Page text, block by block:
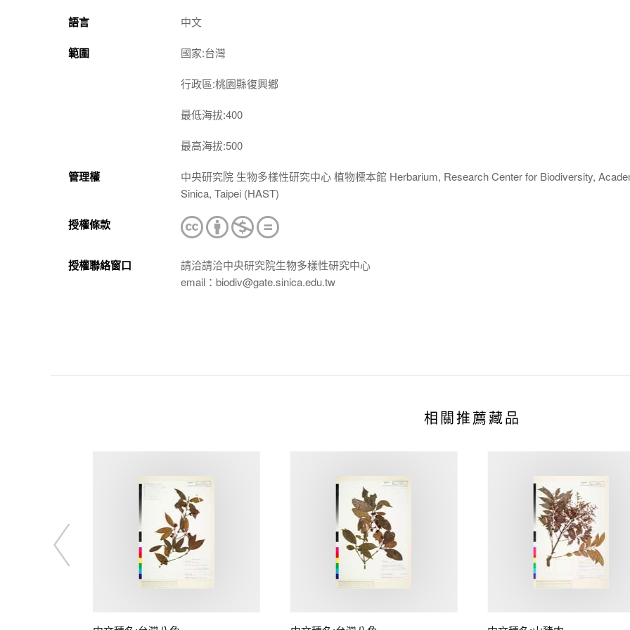
語言 中文
範圍 國家:台灣
行政區:桃園縣復興鄉
最低海拔:400
最高海拔:500
管理權
中央研究院 生物多樣性研究中心 植物標本館 Herbarium, Research Center for Biodiversity,
Sinica, Taipei (HAST)
授權條款
授權聯絡窗口
請洽請洽中央研究院生物多樣性研究中心
email：biodiv@gate.sinica.edu.tw
相關推薦藏品